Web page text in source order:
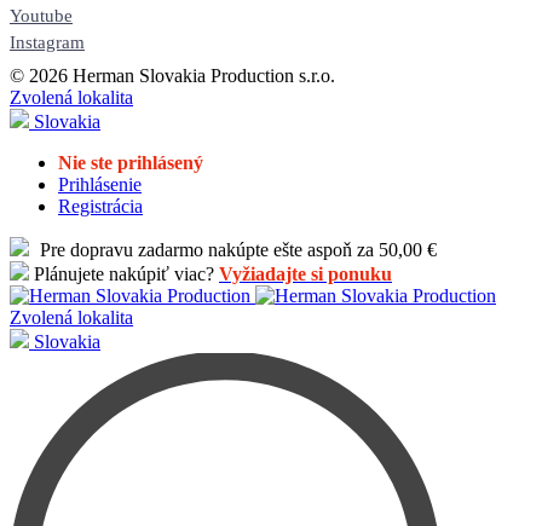
Youtube
Instagram
© 2026 Herman Slovakia Production s.r.o.
Zvolená lokalita
Slovakia
Nie ste prihlásený
Prihlásenie
Registrácia
Pre dopravu zadarmo nakúpte ešte aspoň za 50,00 €
Plánujete nakúpiť viac? Vyžiadajte si ponuku
Zvolená lokalita
Slovakia